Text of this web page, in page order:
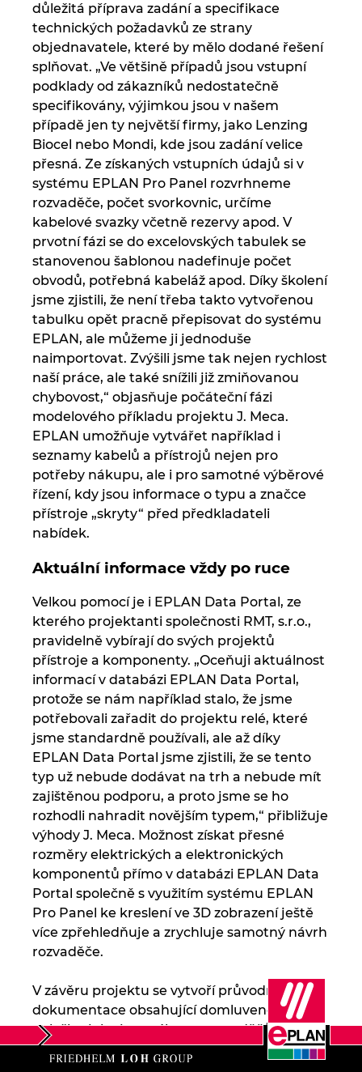
důležitá příprava zadání a specifikace
technických požadavků ze strany
objednavatele, které by mělo dodané řešení
splňovat. „Ve většině případů jsou vstupní
podklady od zákazníků nedostatečně
specifikovány, výjimkou jsou v našem
případě jen ty největší firmy, jako Lenzing
Biocel nebo Mondi, kde jsou zadání velice
přesná. Ze získaných vstupních údajů si v
systému EPLAN Pro Panel rozvrhneme
rozvaděče, počet svorkovnic, určíme
kabelové svazky včetně rezervy apod. V
prvotní fázi se do excelovských tabulek se
stanovenou šablonou nadefinuje počet
obvodů, potřebná kabeláž apod. Díky školení
jsme zjistili, že není třeba takto vytvořenou
tabulku opět pracně přepisovat do systému
EPLAN, ale můžeme ji jednoduše
naimportovat. Zvýšili jsme tak nejen rychlost
naší práce, ale také snížili již zmiňovanou
chybovost,“ objasňuje počáteční fázi
modelového příkladu projektu J. Meca.
EPLAN umožňuje vytvářet například i
seznamy kabelů a přístrojů nejen pro
potřeby nákupu, ale i pro samotné výběrové
řízení, kdy jsou informace o typu a značce
přístroje „skryty“ před předkladateli
nabídek.
Aktuální informace vždy po ruce
Velkou pomocí je i EPLAN Data Portal, ze
kterého projektanti společnosti RMT, s.r.o.,
pravidelně vybírají do svých projektů
přístroje a komponenty. „Oceňuji aktuálnost
informací v databázi EPLAN Data Portal,
protože se nám například stalo, že jsme
potřebovali zařadit do projektu relé, které
jsme standardně používali, ale až díky
EPLAN Data Portal jsme zjistili, že se tento
typ už nebude dodávat na trh a nebude mít
zajištěnou podporu, a proto jsme se ho
rozhodli nahradit novějším typem,“ přibližuje
výhody J. Meca. Možnost získat přesné
rozměry elektrických a elektronických
komponentů přímo v databázi EPLAN Data
Portal společně s využitím systému EPLAN
Pro Panel ke kreslení ve 3D zobrazení ještě
více zpřehledňuje a zrychluje samotný návrh
rozvaděče.
V závěru projektu se vytvoří průvodní
dokumentace obsahující domluvené
položky, jako jsou výkresy rozvaděčů,
seznamy kabelů, schémata motorů,